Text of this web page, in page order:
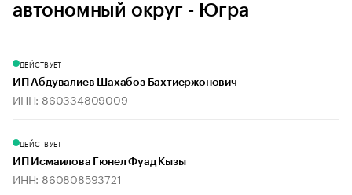
автономный округ - Югра
ДЕЙСТВУЕТ
ИП Абдувалиев Шахабоз Бахтиержонович
ИНН: 860334809009
ДЕЙСТВУЕТ
ИП Исмаилова Гюнел Фуад Кызы
ИНН: 860808593721